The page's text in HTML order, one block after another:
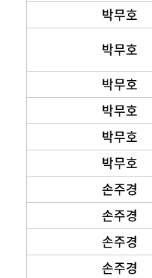
박무호
박무호
박무호
박무호
박무호
박무호
손주경
손주경
손주경
손주경